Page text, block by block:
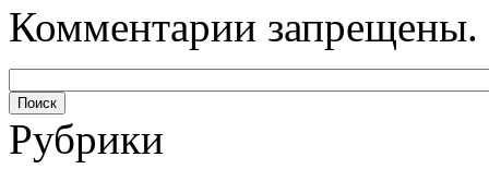
Комментарии запрещены.
Рубрики